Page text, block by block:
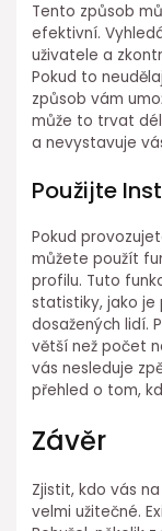
Tento způsob
efektivní.
uživatele a
Pokud to
způsob vám
může to trvat
a nevystavuje
Použijte
Pokud
můžete použít
profilu. Tuto
statistiky, jako je
dosažených lidí.
větší než počet
vás nesleduje
přehled o tom,
Závěr
Zjistit, kdo vás
velmi užitečné.